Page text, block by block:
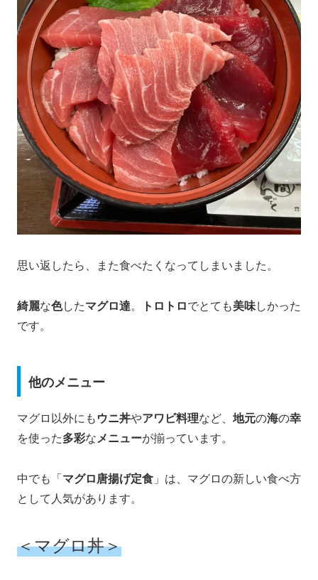
思い返したら、また食べたくなってしまいました。
綺麗な色したマグロ達。 トロトロでとても美味しかった
です。
他のメニュー
マグロ以外にもウニ丼やアワビ料理など、 地元の海の幸
を使った多彩なメニューが揃っています。
中でも「マグロ唐揚げ定食 」は、マグロの新しい食べ方
として人気があります。
＜マグロ丼＞